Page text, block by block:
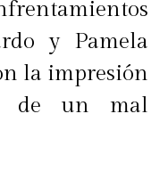
las cosas y el
remató.
y Pamela
la impresión
de un mal